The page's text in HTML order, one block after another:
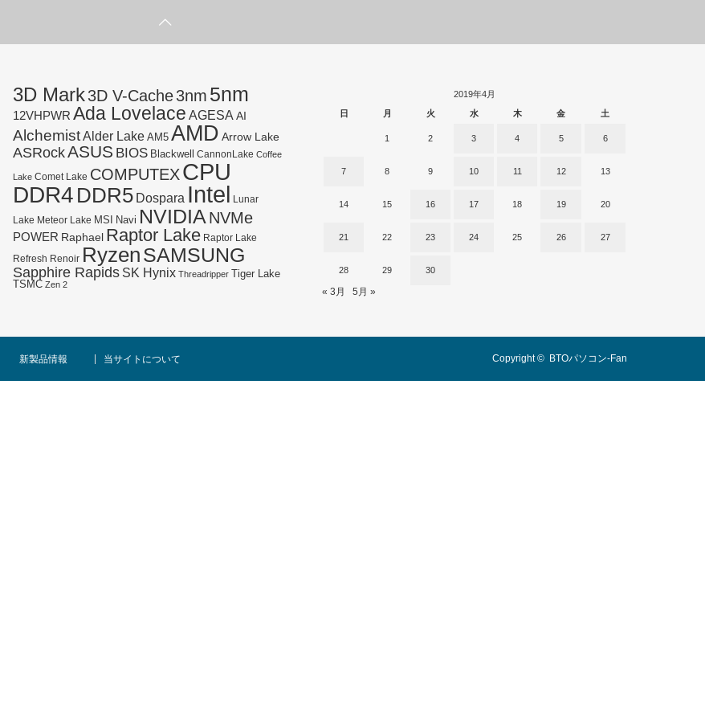
3D Mark3D V-Cache3nm 5nm
12VHPWR Ada Lovelace AGESA AI
AlchemistAlder Lake AM5 AMD Arrow Lake
ASRockASUS BIOS Blackwell CannonLake Coffee
Lake Comet Lake COMPUTEXCPU
DDR4 DDR5 Dospara Intel Lunar
Lake Meteor Lake MSI Navi NVIDIA NVMe
POWER Raphael Raptor Lake Raptor Lake
Refresh Renoir RyzenSAMSUNG
Sapphire Rapids SK Hynix Threadripper Tiger Lake
TSMC Zen 2
2019年4月
日
月 火 水 木 金 土
1 2 3 4 5 6
7 8 9 10 11 12 13
14 15 16 17 18 19 20
21 22 23 24 25 26 27
28 29 30
« 3月 5月 »
新製品情報 当サイトについて Copyright © BTOパソコン-Fan